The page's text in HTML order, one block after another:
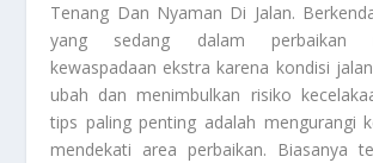
Tenang Dan Nyaman Di Jalan.
yang sedang dalam perbaikan
kewaspadaan ekstra karena kondisi
ubah dan menimbulkan risiko
tips paling penting adalah mengurangi
mendekati area perbaikan. Biasanya